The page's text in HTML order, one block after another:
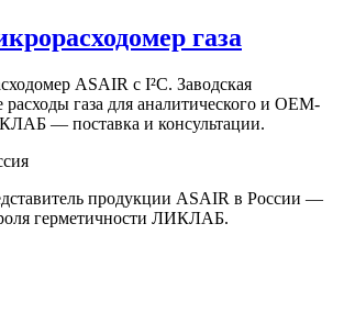
газа
ASAIR с I²C. Заводская
газа для аналитического и OEM-
— поставка и консультации.
продукции ASAIR в России —
герметичности ЛИКЛАБ.